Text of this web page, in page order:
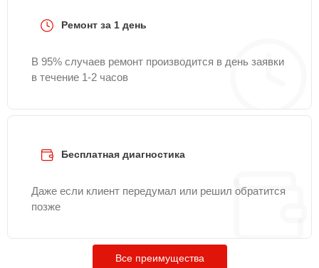
Ремонт за 1 день
В 95% случаев ремонт производится в день заявки
в течение 1-2 часов
Бесплатная диагностика
Даже если клиент передумал или решил обратится
позже
Все преимущества